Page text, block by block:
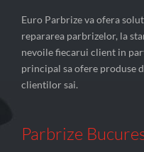
Euro Parbrize va ofera
repararea parbrizelor, la
nevoile fiecarui client in
principal sa ofere produse
clientilor sai.
Parbrize